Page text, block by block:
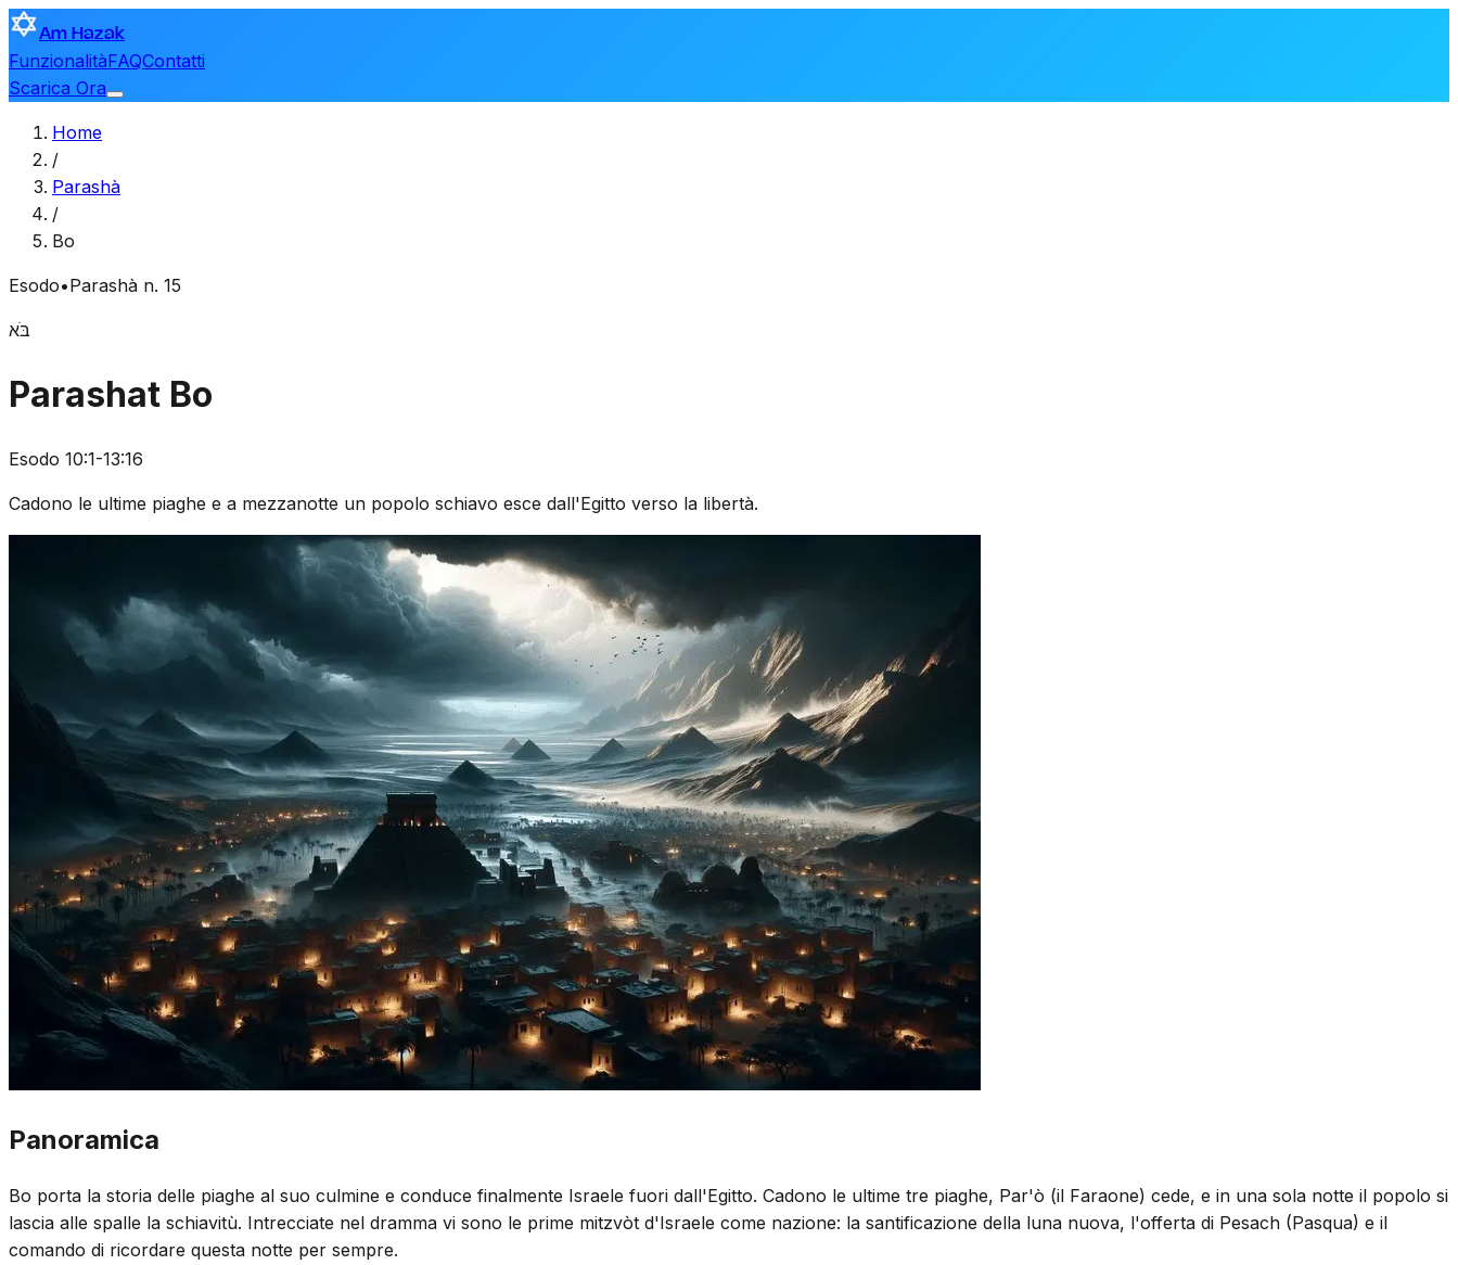
Am Hazak
FunzionalitàFAQContatti
Scarica Ora
Home
/
Parashà
/
Bo
Esodo•Parashà n. 15
בֹּא
Parashat Bo
Esodo 10:1-13:16
Cadono le ultime piaghe e a mezzanotte un popolo schiavo esce dall'Egitto verso la libertà.
Panoramica
Bo porta la storia delle piaghe al suo culmine e conduce finalmente Israele fuori dall'Egitto. Cadono le ultime tre piaghe, Par'ò (il Faraone) cede, e in una sola notte il popolo si
lascia alle spalle la schiavitù. Intrecciate nel dramma vi sono le prime mitzvòt d'Israele come nazione: la santificazione della luna nuova, l'offerta di Pesach (Pasqua) e il
comando di ricordare questa notte per sempre.